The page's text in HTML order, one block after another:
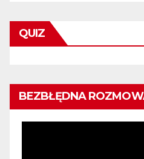
QUIZ
BEZBŁĘDNA